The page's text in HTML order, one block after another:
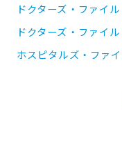
ドクターズ・ファイル
ドクターズ・ファイ
ホスピタルズ・ファ